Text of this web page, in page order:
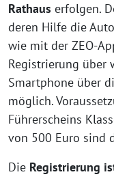
Rathaus erfolgen.
deren Hilfe die
wie mit der ZEO-
Registrierung über
Smartphone über
möglich.
Führerscheins
von 500 Euro sind
Die Registrierung